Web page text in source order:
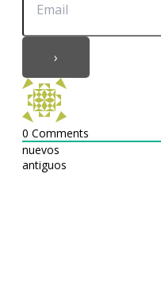
0 Comments
nuevos
antiguos